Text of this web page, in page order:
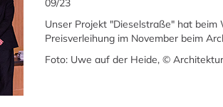
09/23
Unser Projekt "Dieselstraße" hat
Preisverleihung im November beim
Foto: Uwe auf der Heide, ©